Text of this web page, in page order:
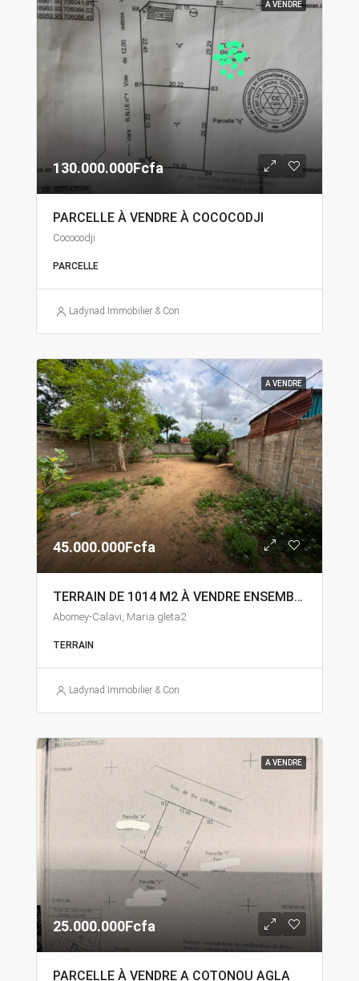
A VENDRE
130.000.000Fcfa
PARCELLE À VENDRE À COCOCODJI
Cococodji
PARCELLE
Ladynad Immobilier & Construction
A VENDRE
45.000.000Fcfa
TERRAIN DE 1014 M2 À VENDRE ENSEMBLE À ABOMEY-CALAVI MARIA GLETA
Abomey-Calavi, Maria gleta2
TERRAIN
Ladynad Immobilier & Construction
A VENDRE
25.000.000Fcfa
PARCELLE À VENDRE A COTONOU AGLA